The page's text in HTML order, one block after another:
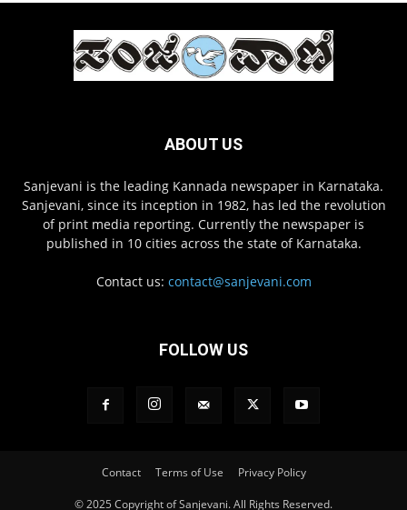
ABOUT US
Sanjevani is the leading Kannada newspaper in Karnataka.
Sanjevani, since its inception in 1982, has led the revolution
of print media reporting. Currently the newspaper is
published in 10 cities across the state of Karnataka.
Contact us: contact@sanjevani.com
FOLLOW US
Contact Terms of Use Privacy Policy
© 2025 Copyright of Sanjevani. All Rights Reserved.